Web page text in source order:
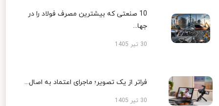
10 صنعتی که بیشترین مصرف فولاد را در
جها...
30 تیر 1405
فراتر از یک تصویر؛ ماجرای اعتماد به اصال...
30 تیر 1405